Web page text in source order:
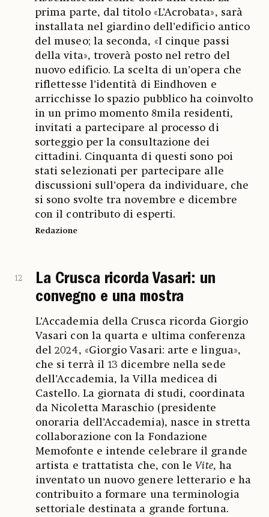
prima parte, dal titolo «L’Acrobata», sarà
installata nel giardino dell’edificio antico
del museo; la seconda, «I cinque passi
della vita», troverà posto nel retro del
nuovo edificio. La scelta di un’opera che
riflettesse l’identità di Eindhoven e
arricchisse lo spazio pubblico ha coinvolto
in un primo momento 8mila residenti,
invitati a partecipare al processo di
sorteggio per la consultazione dei
cittadini. Cinquanta di questi sono poi
stati selezionati per partecipare alle
discussioni sull’opera da individuare, che
si sono svolte tra novembre e dicembre
con il contributo di esperti.
Redazione
12
La Crusca ricorda Vasari: un
convegno e una mostra
L’Accademia della Crusca ricorda Giorgio
Vasari con la quarta e ultima conferenza
del 2024, «Giorgio Vasari: arte e lingua»,
che si terrà il 13 dicembre nella sede
dell’Accademia, la Villa medicea di
Castello. La giornata di studi, coordinata
da Nicoletta Maraschio (presidente
onoraria dell’Accademia), nasce in stretta
collaborazione con la Fondazione
Memofonte e intende celebrare il grande
artista e trattatista che, con leVite, ha
inventato un nuovo genere letterario e ha
contribuito a formare una terminologia
settoriale destinata a grande fortuna.